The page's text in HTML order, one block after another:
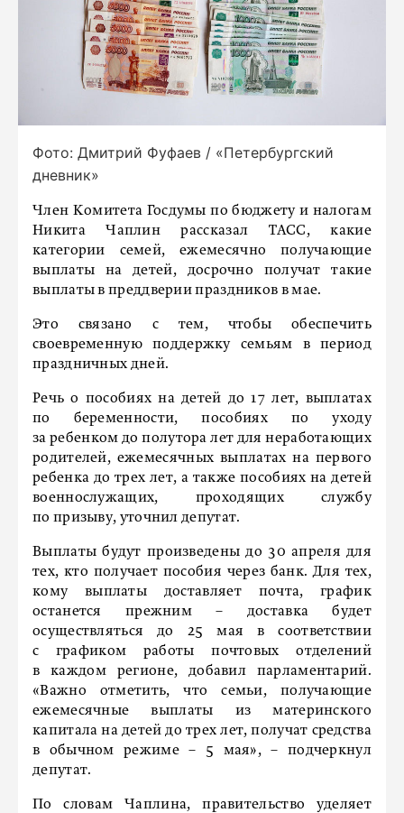
Фото: Дмитрий Фуфаев / «Петербургский
дневник»
Член Комитета Госдумы по бюджету и налогам
Никита Чаплин рассказал ТАСС, какие
категории семей, ежемесячно получающие
выплаты на детей, досрочно получат такие
выплаты в преддверии праздников в мае.
Это связано с тем, чтобы обеспечить
своевременную поддержку семьям в период
праздничных дней.
Речь о пособиях на детей до 17 лет, выплатах
по беременности, пособиях по уходу
за ребенком до полутора лет для неработающих
родителей, ежемесячных выплатах на первого
ребенка до трех лет, а также пособиях на детей
военнослужащих, проходящих службу
по призыву, уточнил депутат.
Выплаты будут произведены до 30 апреля для
тех, кто получает пособия через банк. Для тех,
кому выплаты доставляет почта, график
останется прежним – доставка будет
осуществляться до 25 мая в соответствии
с графиком работы почтовых отделений
в каждом регионе, добавил парламентарий.
«Важно отметить, что семьи, получающие
ежемесячные выплаты из материнского
капитала на детей до трех лет, получат средства
в обычном режиме – 5 мая», – подчеркнул
депутат.
По словам Чаплина, правительство уделяет